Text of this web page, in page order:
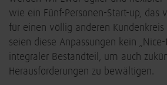
wie ein Fünf-Personen-Start-up, das
für einen völlig anderen Kundenkreis
seien diese Anpassungen kein
integraler Bestandteil, um auch
Herausforderungen zu bewältigen.